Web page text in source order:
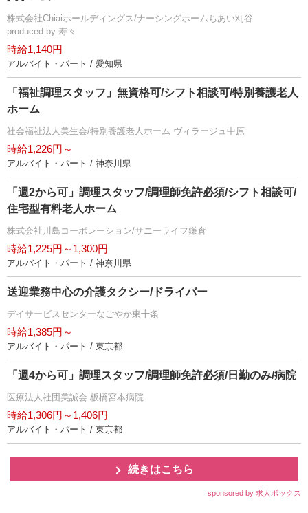
株式会社Chiaiホールディングス/ナーシングホームちあい刈谷
produced by 寿々
時給1,140円
アルバイト・パート / 愛知県
「福祉調理スタッフ」無資格可/シフト相談可/特別養護老人
ホーム
社会福祉法人美生会/特別養護老人ホーム ヴィラージュ中原
時給1,226円～
アルバイト・パート / 神奈川県
「週2から可」調理スタッフ/調理師免許必須/シフト相談可/
住宅型有料老人ホーム
株式会社川島コーポレーション/サニーライフ鎌倉
時給1,225円～1,300円
アルバイト・パート / 神奈川県
送迎業務中心の介護タクシー/ドライバー
デイサービスセンターなごやか東十条
時給1,385円～
アルバイト・パート / 東京都
「週4から可」調理スタッフ/調理師免許必須/日勤のみ/病院
医療法人社団美誠会 板橋宮本病院
時給1,306円～1,406円
アルバイト・パート / 東京都
続きはこちら
sponsored by 求人ボックス